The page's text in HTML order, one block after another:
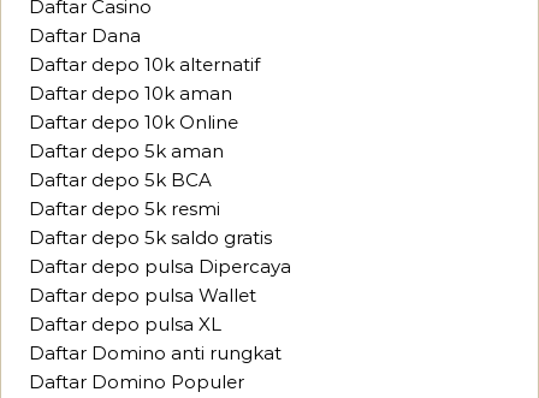
Daftar Casino
Daftar Dana
Daftar depo 10k alternatif
Daftar depo 10k aman
Daftar depo 10k Online
Daftar depo 5k aman
Daftar depo 5k BCA
Daftar depo 5k resmi
Daftar depo 5k saldo gratis
Daftar depo pulsa Dipercaya
Daftar depo pulsa Wallet
Daftar depo pulsa XL
Daftar Domino anti rungkat
Daftar Domino Populer